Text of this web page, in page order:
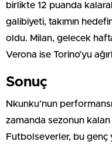
birlikte 12 puanda
galibiyeti, takımın
oldu. Milan, gelecek
Verona ise Torino’yu
Sonuç
Nkunku’nun
zamanda sezonun
Futbolseverler, bu genç